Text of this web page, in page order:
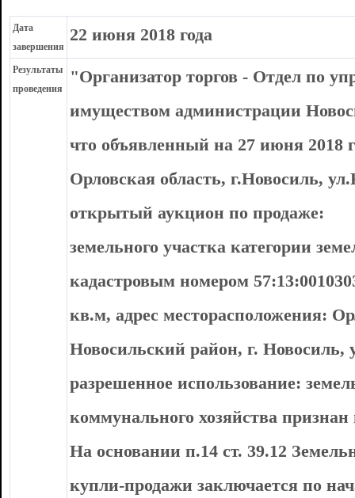
Дата
завершения
22 июня 2018 года
Результаты
проведения
"Организатор торгов - Отдел по
имуществом администрации
что объявленный на 27 июня 2018
Орловская область, г.Новосиль,
открытый аукцион по продаже:
земельного участка категории
кадастровым номером
кв.м, адрес месторасположения:
Новосильский район, г. Новосиль,
разрешенное использование:
коммунального хозяйства
На основании п.14 ст. 39.12
купли-продажи заключается по